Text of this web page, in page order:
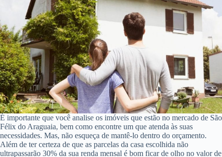
É importante que você analise os imóveis que estão no mercado de São
Félix do Araguaia, bem como encontre um que atenda às suas
necessidades. Mas, não esqueça de mantê-lo dentro do orçamento.
Além de ter certeza de que as parcelas da casa escolhida não
ultrapassarão 30% da sua renda mensal é bom ficar de olho no valor de